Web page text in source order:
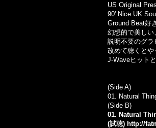
US Original
90' Nice UK
Ground Beat好
幻想的で美し
説明不要のグラ
改めて聴くとや
J-Waveヒット
(Side A)
01. Natural
(Side B)
01. Natural
(試聴) http://